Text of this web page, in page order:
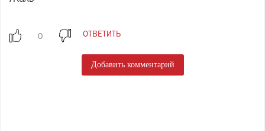
ОТВЕТИТЬ
Добавить комментарий